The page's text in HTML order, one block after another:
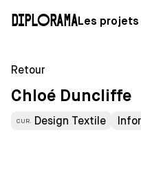
DiploramaLes projets
Retour
Chloé Duncliffe
CUR. Design Textile